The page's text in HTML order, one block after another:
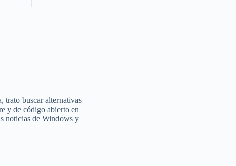
trato buscar alternativas
y de código abierto en
noticias de Windows y